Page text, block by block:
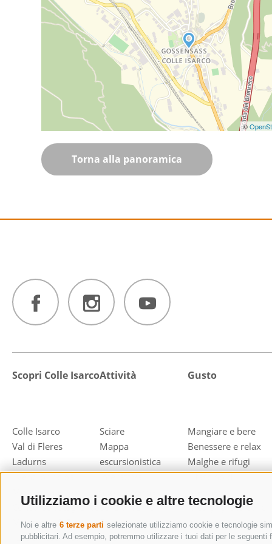
Utilizziamo i cookie e altre tecnologie
Noi e altre 6 terze parti selezionate utilizziamo cookie e tecnologie
pubblicitari. Ad esempio, potremmo utilizzare i tuoi dati per le
©
Torna alla panoramica
Scopri Colle Isarco
Colle Isarco
Val di Fleres
Ladurns
Eventi principali
Concorso fotografico
Montagna & Fiori
"Lederhosen" sulla
Attività
Sciare
Mappa
escursionistica
interattiva
Sci alpinismo
Escursioni e
arrampicata
Gusto
Mangiare e bere
Benessere e relax
Malghe e rifugi
Il fascino di
Area grigliate Colle
Isarco